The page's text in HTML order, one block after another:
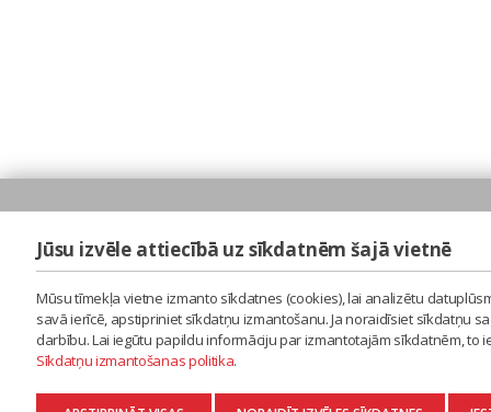
Jūsu izvēle attiecībā uz sīkdatnēm šajā vietnē
Mūsu tīmekļa vietne izmanto sīkdatnes (cookies), lai analizētu
savā ierīcē, apstipriniet sīkdatņu izmantošanu. Ja noraidīsiet sīkdatņu
darbību. Lai iegūtu papildu informāciju par izmantotajām sīkdatnēm,
Sīkdatņu izmantošanas politika.